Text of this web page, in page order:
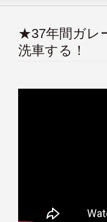
★37年間ガレ
洗車する！